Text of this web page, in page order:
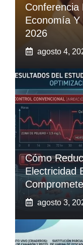
Conferencia
Economía Y
2026
agosto 4,
Cómo
Electricidad
agosto 3,